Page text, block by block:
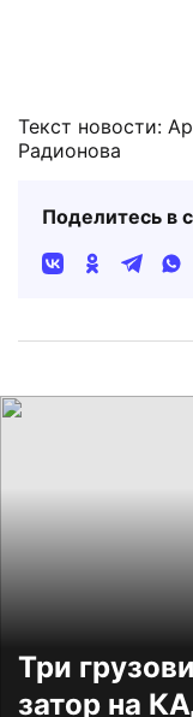
Текст новости:
Радионова
Поделитесь в
Три
затор на